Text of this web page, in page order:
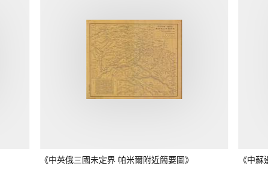
《中英俄三國未定界 帕米爾附近簡要圖》 《中